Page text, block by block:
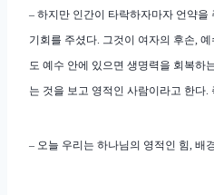
– 하지만 인간이 타락하자마자 언약을
기회를 주셨다. 그것이 여자의 후손,
도 예수 안에 있으면 생명력을 회복하
는 것을 보고 영적인 사람이라고 한다
– 오늘 우리는 하나님의 영적인 힘, 배